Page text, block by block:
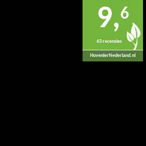
9,6
63 recensies
HovenierNederland.nl